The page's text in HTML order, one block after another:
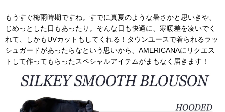
もうすぐ梅雨時期ですね。すでに真夏のような暑さかと思いきや、
じめっとした日もあったり。そんな日も快適に、寒暖差を凌いでく
れて、しかもUVカットもしてくれる！タウンユースで着られるラッ
シュガードがあったらなという思いから、AMERICANAにリクエス
トして作ってもらったスペシャルアイテムがまもなく届きます！